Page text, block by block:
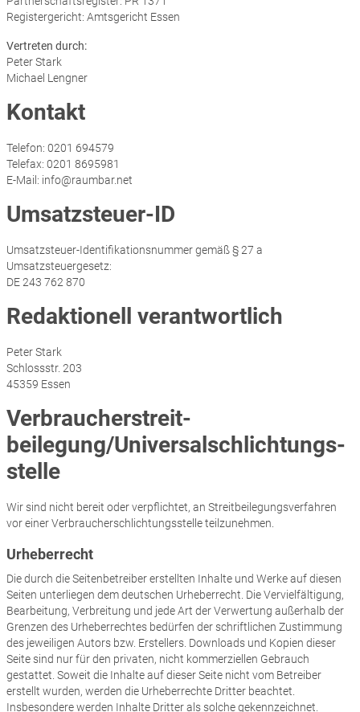
Registergericht: Amtsgericht Essen
Vertreten durch:
Peter Stark
Michael Lengner
Kontakt
Telefon: 0201 694579
Telefax: 0201 8695981
E-Mail: info@raumbar.net
Umsatzsteuer-ID
Umsatzsteuer-Identifikationsnummer gemäß § 27 a
Umsatzsteuergesetz:
DE 243 762 870
Redaktionell verantwortlich
Peter Stark
Schlossstr. 203
45359 Essen
Verbraucher­streit­
beilegung/Universal­schlichtungs­
stelle
Wir sind nicht bereit oder verpflichtet, an Streitbeilegungsverfahren
vor einer Verbraucherschlichtungsstelle teilzunehmen.
Urheberrecht
Die durch die Seitenbetreiber erstellten Inhalte und Werke auf diesen
Seiten unterliegen dem deutschen Urheberrecht. Die Vervielfältigung,
Bearbeitung, Verbreitung und jede Art der Verwertung außerhalb der
Grenzen des Urheberrechtes bedürfen der schriftlichen Zustimmung
des jeweiligen Autors bzw. Erstellers. Downloads und Kopien dieser
Seite sind nur für den privaten, nicht kommerziellen Gebrauch
gestattet. Soweit die Inhalte auf dieser Seite nicht vom Betreiber
erstellt wurden, werden die Urheberrechte Dritter beachtet.
Insbesondere werden Inhalte Dritter als solche gekennzeichnet.